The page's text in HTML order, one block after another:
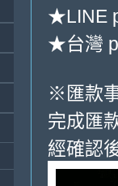
★LINE
★台灣
※匯款
完成匯
經確認